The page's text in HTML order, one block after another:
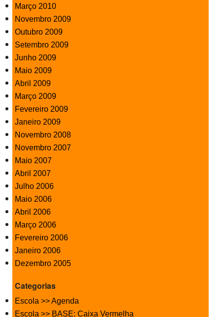
Março 2010
Novembro 2009
Outubro 2009
Setembro 2009
Junho 2009
Maio 2009
Abril 2009
Março 2009
Fevereiro 2009
Janeiro 2009
Novembro 2008
Novembro 2007
Maio 2007
Abril 2007
Julho 2006
Maio 2006
Abril 2006
Março 2006
Fevereiro 2006
Janeiro 2006
Dezembro 2005
Categorias
Escola >> Agenda
Escola >> BASE: Caixa Vermelha